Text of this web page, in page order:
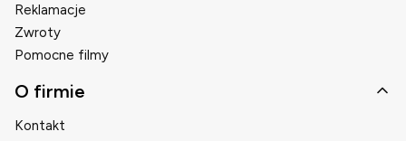
Reklamacje
Zwroty
Pomocne filmy
O firmie
Kontakt